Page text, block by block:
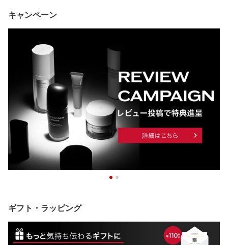
キャンペーン
ギフト・ラッピング